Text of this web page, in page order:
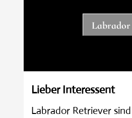
Labrador
Lieber Interessent
Labrador Retriever